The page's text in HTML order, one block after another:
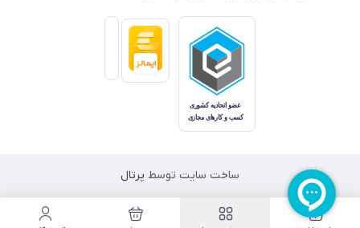
ساخت سایت توسط پرتال